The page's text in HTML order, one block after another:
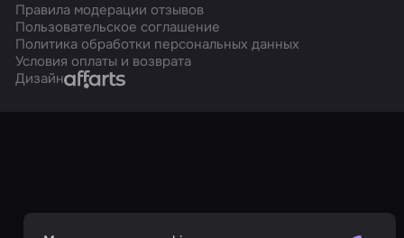
Правила модерации отзывов
Пользовательское соглашение
Политика обработки персональных данных
Условия оплаты и возврата
ДизайнAffarts